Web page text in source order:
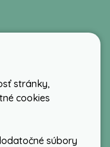
stránky,
cookies
súbory